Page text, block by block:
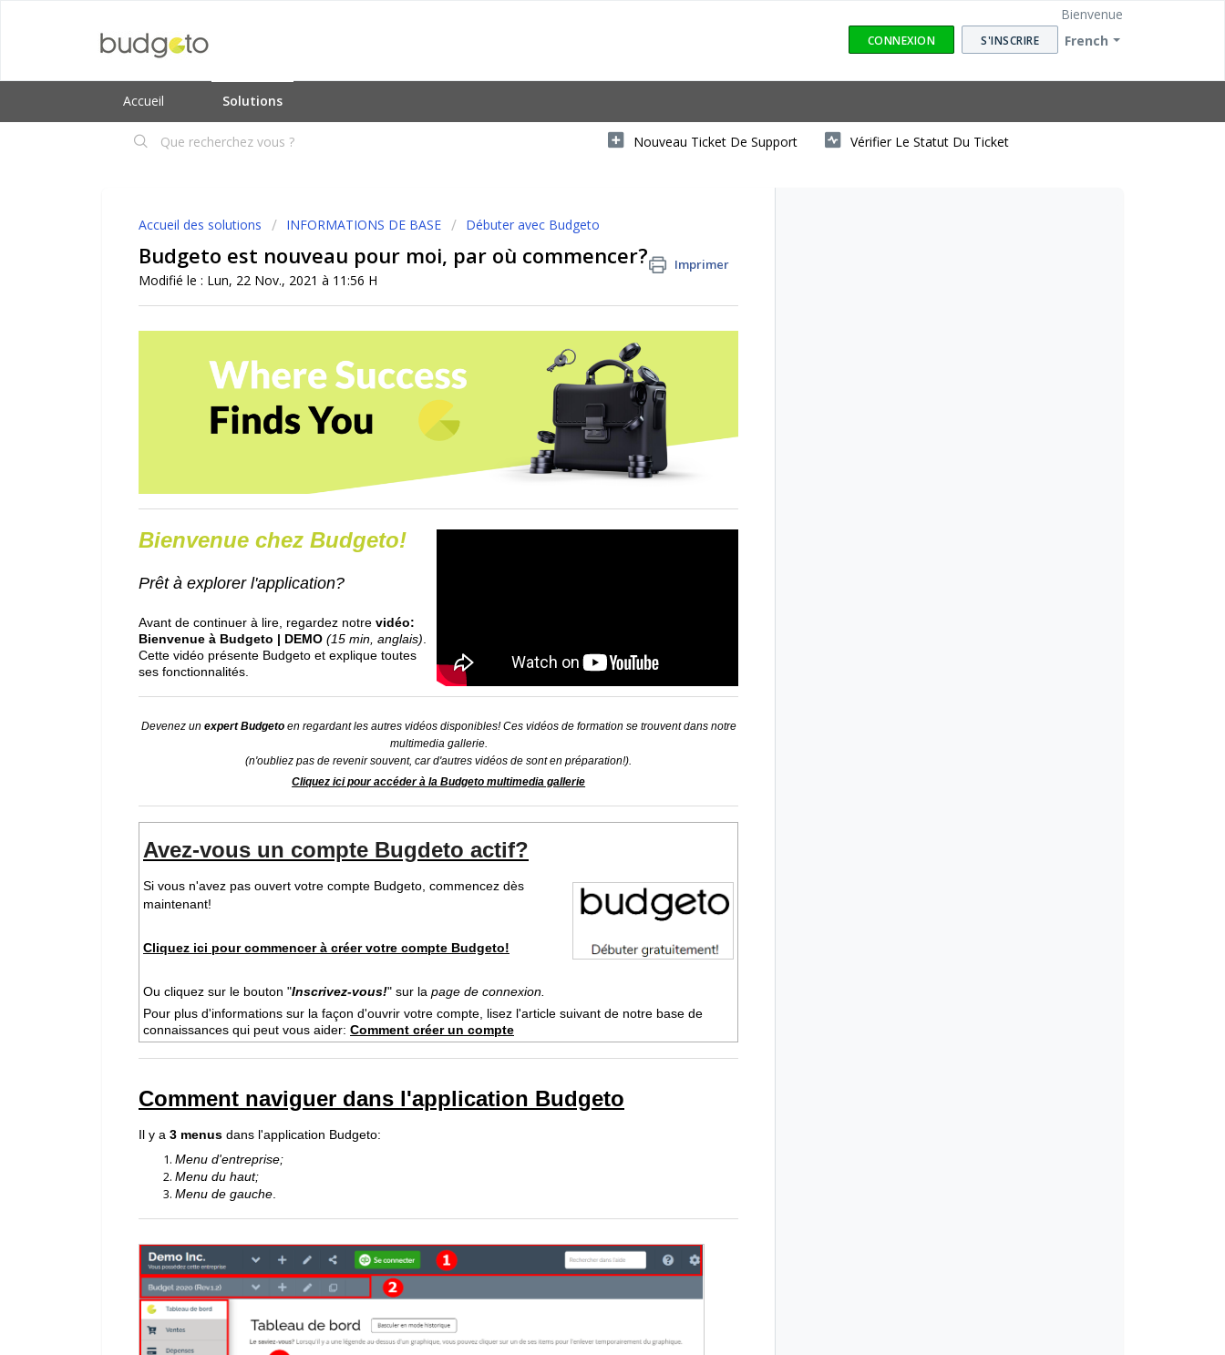
French
Bienvenue
CONNEXION S'INSCRIRE
Accueil Solutions
Nouveau Ticket De Support Vérifier Le Statut Du Ticket
Accueil des solutions INFORMATIONS DE BASE Débuter avec Budgeto
Budgeto est nouveau pour moi, par où commencer? Imprimer
Modifié le : Lun, 22 Nov., 2021 à 11:56 H
Bienvenue chez Budgeto!
Prêt à explorer l'application?
Avant de continuer à lire, regardez notre vidéo:
Bienvenue à Budgeto | DEMO (15 min, anglais).
Cette vidéo présente Budgeto et explique toutes
ses fonctionnalités.
Devenez un expert Budgetoen regardant les autres vidéos disponibles! Ces vidéos de formation se trouvent dans notre
multimedia gallerie.
(n'oubliez pas de revenir souvent, car d'autres vidéos de sont en préparation!).
Cliquez ici pour accéder à la Budgeto multimedia gallerie
Avez-vous un compte Bugdeto actif?
Si vous n'avez pas ouvert votre compte Budgeto, commencez dès
maintenant!
Cliquez ici pour commencer à créer votre compte Budgeto!
Ou cliquez sur le bouton "Inscrivez-vous!" sur la page de connexion.
Pour plus d'informations sur la façon d'ouvrir votre compte, lisez l'article suivant de notre base de
connaissances qui peut vous aider: Comment créer un compte
Comment naviguer dans l'application Budgeto
Il y a 3 menus dans l'application Budgeto:
Menu d'entreprise;
Menu du haut;
Menu de gauche